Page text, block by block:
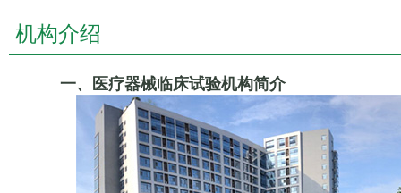
机构介绍
一、医疗器械临床试验机构简介